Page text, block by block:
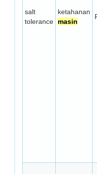
salt
tolerance
ketahanan
masin